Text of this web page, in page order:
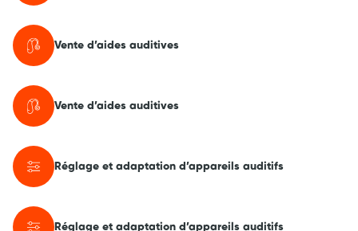
Vente d’aides auditives
Vente d’aides auditives
Réglage et adaptation d’appareils auditifs
Réglage et adaptation d’appareils auditifs